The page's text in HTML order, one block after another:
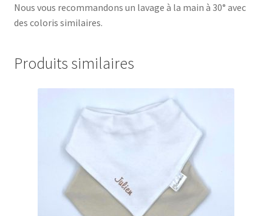
Nous vous recommandons un lavage à la main à 30° avec
des coloris similaires.
Produits similaires